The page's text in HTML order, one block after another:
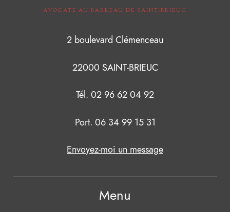
AVOCATE AU BARREAU DE SAINT-BRIEUC
2 boulevard Clémenceau
22000 SAINT-BRIEUC
Tél. 02 96 62 04 92
Port. 06 34 99 15 31
Envoyez-moi un message
Menu